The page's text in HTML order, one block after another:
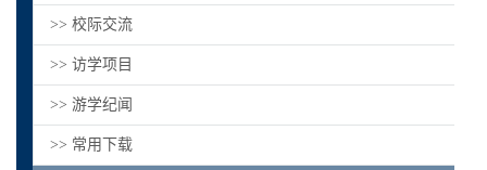
>> 校际交流
>> 访学项目
>> 游学纪闻
>> 常用下载